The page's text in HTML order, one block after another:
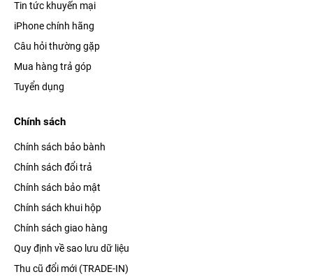
Tin tức khuyến mại
iPhone chính hãng
Câu hỏi thường gặp
Mua hàng trả góp
Tuyển dụng
Chính sách
Chính sách bảo bành
Chính sách đổi trả
Chính sách bảo mật
Chính sách khui hộp
Chính sách giao hàng
Quy định về sao lưu dữ liệu
Thu cũ đổi mới (TRADE-IN)